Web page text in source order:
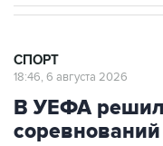
СПОРТ
18:46, 6 августа 2026
В УЕФА